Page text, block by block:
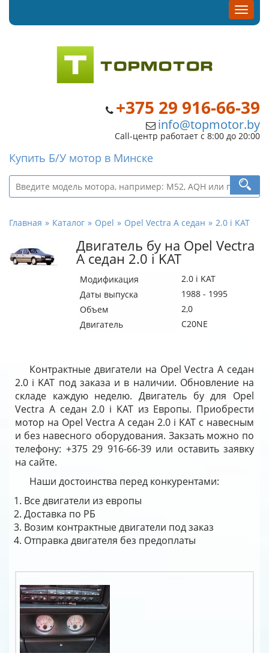
+375 29 916-66-39
info@topmotor.by
Call-центр работает с 8:00 до 20:00
Купить Б/У мотор в Минске
Главная Каталог Opel Opel Vectra A седан 2.0 i KAT
Двигатель бу на Opel Vectra
A седан 2.0 i KAT
Модификация
2.0 i KAT
Даты выпуска
1988 - 1995
Объем
2,0
Двигатель
C20NE
Контрактные двигатели на Opel Vectra A седан
2.0 i KAT под заказа и в наличии. Обновление на
складе каждую неделю. Двигатель бу для Opel
Vectra A седан 2.0 i KAT из Европы. Приобрести
мотор на Opel Vectra A седан 2.0 i KAT с навесным
и без навесного оборудования. Закзать можно по
телефону: +375 29 916-66-39 или оставить заявку
на сайте.
Наши достоинства перед конкурентами:
Все двигатели из европы
Доставка по РБ
Возим контрактные двигатели под заказ
Отправка двигателя без предоплаты